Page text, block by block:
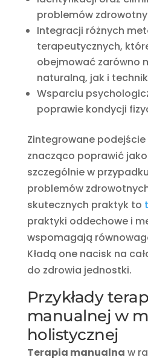
problemów
Integracji różnych
terapeutycznych,
obejmować zarówno
naturalną, jak i
Wsparciu
poprawie kondycji
Zintegrowane
znacząco poprawić
szczególnie w
problemów
skutecznych praktyk to
praktyki oddechowe i
wspomagają
Kładą one nacisk na
do zdrowia jednostki.
Przykłady
manualnej w
holistycznej
Terapia manualna w